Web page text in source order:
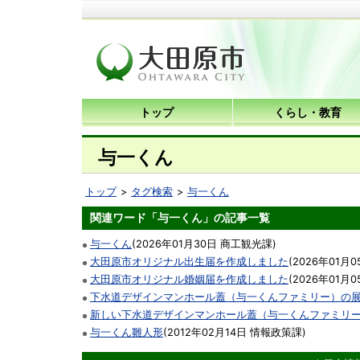
トップ くらし・教育
与一くん
トップ タグ検索 与一くん
関連ワード「与一くん」の記事一覧
与一くん(2026年01月30日 商工観光課)
大田原市オリジナル出生届を作成しました(2026年01月
大田原市オリジナル婚姻届を作成しました(2026年01月
下水道デザインマンホール蓋（与一くんファミリー）の
新しい下水道デザインマンホール蓋（与一くんファミリ
与一くん雛人形(2012年02月14日 情報政策課)